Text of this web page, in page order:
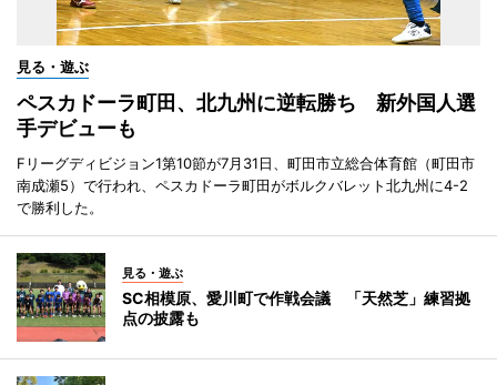
見る・遊ぶ
ペスカドーラ町田、北九州に逆転勝ち 新外国人選
手デビューも
Fリーグディビジョン1第10節が7月31日、町田市立総合体育館（町田市
南成瀬5）で行われ、ペスカドーラ町田がボルクバレット北九州に4-2
で勝利した。
見る・遊ぶ
SC相模原、愛川町で作戦会議 「天然芝」練習拠
点の披露も